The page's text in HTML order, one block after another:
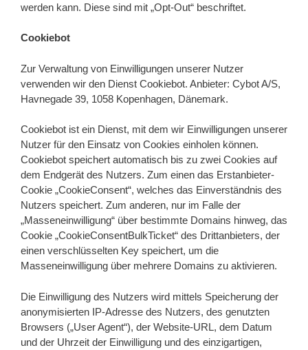
werden kann. Diese sind mit „Opt-Out“ beschriftet.
Cookiebot
Zur Verwaltung von Einwilligungen unserer Nutzer
verwenden wir den Dienst Cookiebot. Anbieter: Cybot A/S,
Havnegade 39, 1058 Kopenhagen, Dänemark.
Cookiebot ist ein Dienst, mit dem wir Einwilligungen unserer
Nutzer für den Einsatz von Cookies einholen können.
Cookiebot speichert automatisch bis zu zwei Cookies auf
dem Endgerät des Nutzers. Zum einen das Erstanbieter-
Cookie „CookieConsent“, welches das Einverständnis des
Nutzers speichert. Zum anderen, nur im Falle der
„Masseneinwilligung“ über bestimmte Domains hinweg, das
Cookie „CookieConsentBulkTicket“ des Drittanbieters, der
einen verschlüsselten Key speichert, um die
Masseneinwilligung über mehrere Domains zu aktivieren.
Die Einwilligung des Nutzers wird mittels Speicherung der
anonymisierten IP-Adresse des Nutzers, des genutzten
Browsers („User Agent“), der Website-URL, dem Datum
und der Uhrzeit der Einwilligung und des einzigartigen,